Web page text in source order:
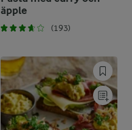
äpple
(193)